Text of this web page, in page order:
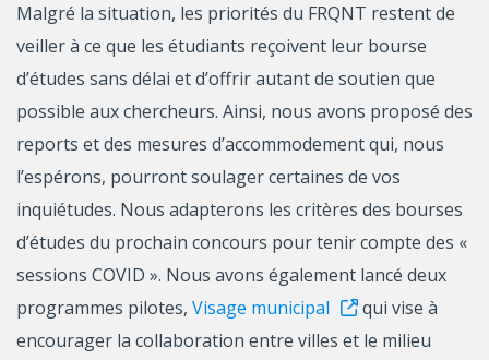
Malgré la situation, les priorités du FRQNT restent de
veiller à ce que les étudiants reçoivent leur bourse
d’études sans délai et d’offrir autant de soutien que
possible aux chercheurs. Ainsi, nous avons proposé des
reports et des mesures d’accommodement qui, nous
l’espérons, pourront soulager certaines de vos
inquiétudes. Nous adapterons les critères des bourses
d’études du prochain concours pour tenir compte des «
sessions COVID ». Nous avons également lancé deux
programmes pilotes, Visage municipal
qui vise à
encourager la collaboration entre villes et le milieu